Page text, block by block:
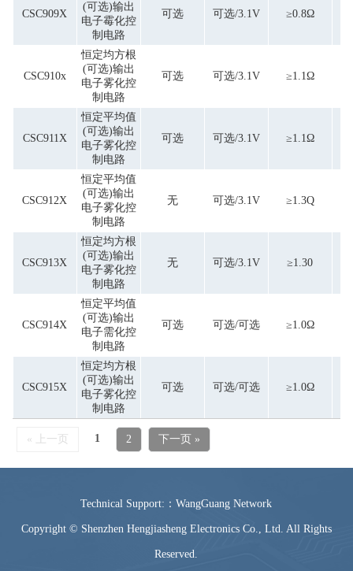
CSC909X
(可选)输出
电子霉化控
制电路
可选 可选/3.1V ≥0.8Ω
CSC910x
恒定均方根
(可选)输出
电子雾化控
制电路
可选 可选/3.1V ≥1.1Ω
CSC911X
恒定平均值
(可选)输出
电子雾化控
制电路
可选 可选/3.1V ≥1.1Ω
CSC912X
恒定平均值
(可选)输出
电子雾化控
制电路
无 可选/3.1V ≥1.3Q
CSC913X
恒定均方根
(可选)输出
电子雾化控
制电路
无 可选/3.1V ≥1.30
CSC914X
恒定平均值
(可选)输出
电子需化控
制电路
可选 可选/可选 ≥1.0Ω
CSC915X
恒定均方根
(可选)输出
电子雾化控
制电路
可选 可选/可选 ≥1.0Ω
« 上一页 1 2 下一页 »
Technical Support:：WangGuang Network
Copyright © Shenzhen Hengjiasheng Electronics Co., Ltd. All Rights
Reserved.